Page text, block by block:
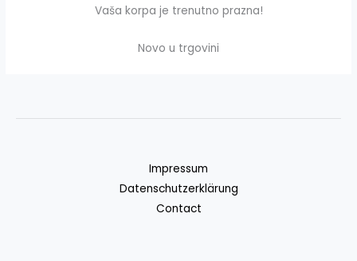
Vaša korpa je trenutno prazna!
Novo u trgovini
Impressum
Datenschutzerklärung
Contact